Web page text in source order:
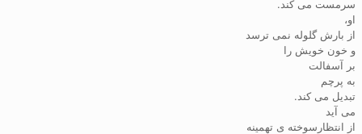
سرمست می کند.
او،
از بارش گلوله نمی ترسد
و خون خویش را
بر آسفالت
به پرچم
تبدیل می کند.
می آید
از انتظارسوخته ی تهمینه